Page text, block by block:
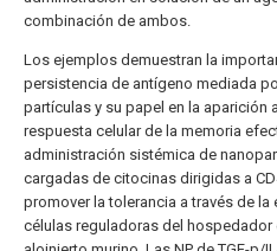
combinación de ambos.
Los ejemplos demuestran la
persistencia de antígeno mediada
partículas y su papel en la aparición
respuesta celular de la memoria
administración sistémica de
cargadas de citocinas dirigidas a
promover la tolerancia a través de la
células reguladoras del hospedador